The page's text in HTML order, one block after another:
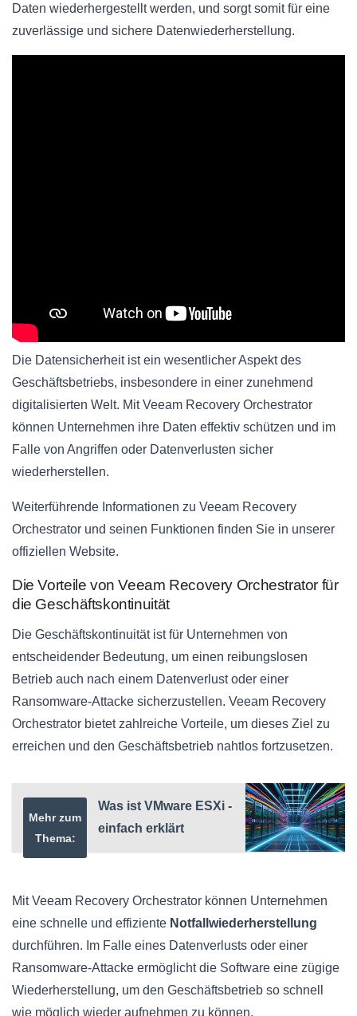
Daten wiederhergestellt werden, und sorgt somit für eine
zuverlässige und sichere Datenwiederherstellung.
Die Datensicherheit ist ein wesentlicher Aspekt des
Geschäftsbetriebs, insbesondere in einer zunehmend
digitalisierten Welt. Mit Veeam Recovery Orchestrator
können Unternehmen ihre Daten effektiv schützen und im
Falle von Angriffen oder Datenverlusten sicher
wiederherstellen.
Weiterführende Informationen zu Veeam Recovery
Orchestrator und seinen Funktionen finden Sie in unserer
offiziellen Website.
Die Vorteile von Veeam Recovery Orchestrator für
die Geschäftskontinuität
Die Geschäftskontinuität ist für Unternehmen von
entscheidender Bedeutung, um einen reibungslosen
Betrieb auch nach einem Datenverlust oder einer
Ransomware-Attacke sicherzustellen. Veeam Recovery
Orchestrator bietet zahlreiche Vorteile, um dieses Ziel zu
erreichen und den Geschäftsbetrieb nahtlos fortzusetzen.
Mehr zum
Thema:
Was ist VMware ESXi -
einfach erklärt
Mit Veeam Recovery Orchestrator können Unternehmen
eine schnelle und effiziente Notfallwiederherstellung
durchführen. Im Falle eines Datenverlusts oder einer
Ransomware-Attacke ermöglicht die Software eine zügige
Wiederherstellung, um den Geschäftsbetrieb so schnell
wie möglich wieder aufnehmen zu können.